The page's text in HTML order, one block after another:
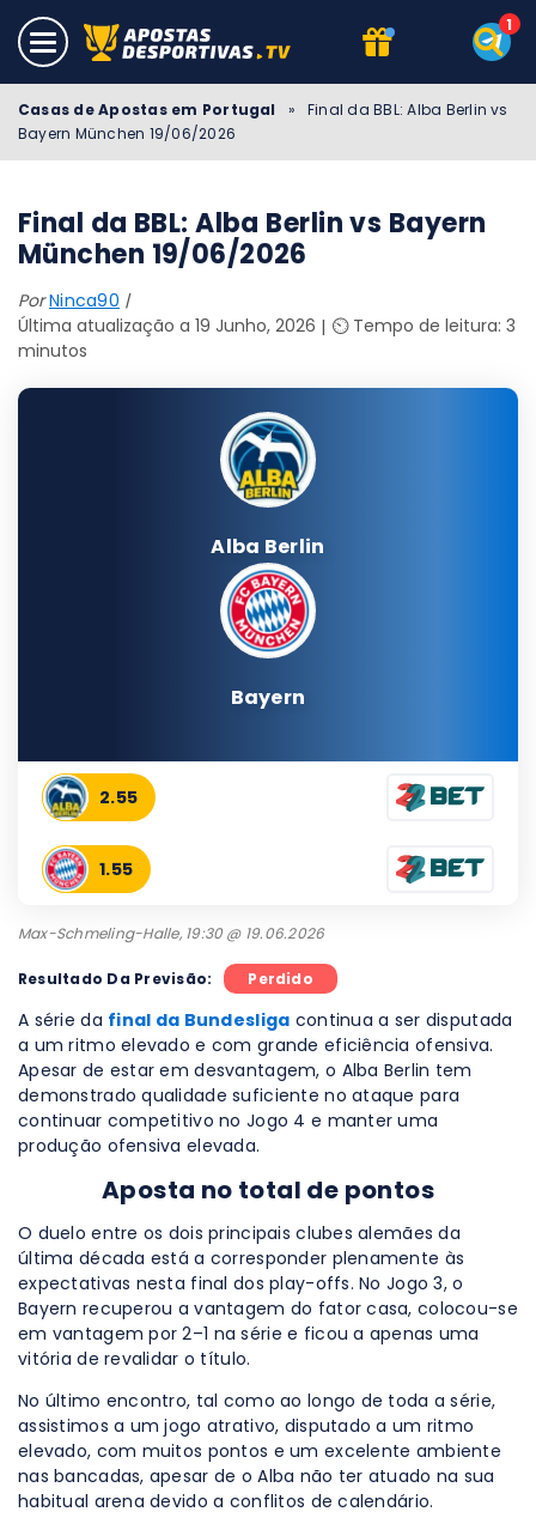
Casas de Apostas em Portugal »
Final da BBL: Alba Berlin vs
Bayern München 19/06/2026
Final da BBL: Alba Berlin vs Bayern
München 19/06/2026
PorNinca90
Última atualização a 19 Junho, 2026
⏲️ Tempo de leitura: 3
minutos
Alba Berlin
Bayern
2.55
1.55
Max-Schmeling-Halle, 19:30 @ 19.06.2026
Resultado Da Previsão: Perdido
A série da final da Bundesliga continua a ser disputada
a um ritmo elevado e com grande eficiência ofensiva.
Apesar de estar em desvantagem, o Alba Berlin tem
demonstrado qualidade suficiente no ataque para
continuar competitivo no Jogo 4 e manter uma
produção ofensiva elevada.
Aposta no total de pontos
O duelo entre os dois principais clubes alemães da
última década está a corresponder plenamente às
expectativas nesta final dos play-offs. No Jogo 3, o
Bayern recuperou a vantagem do fator casa, colocou-se
em vantagem por 2–1 na série e ficou a apenas uma
vitória de revalidar o título.
No último encontro, tal como ao longo de toda a série,
assistimos a um jogo atrativo, disputado a um ritmo
elevado, com muitos pontos e um excelente ambiente
nas bancadas, apesar de o Alba não ter atuado na sua
habitual arena devido a conflitos de calendário.